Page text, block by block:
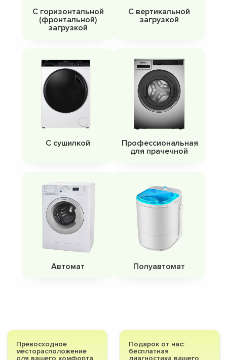
С горизонтальной
(фронтальной)
загрузкой
С вертикальной
загрузкой
С сушилкой
Профессиональная
для прачечной
Автомат Полуавтомат
Превосходное
месторасположение
Подарок от нас:
бесплатная